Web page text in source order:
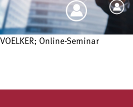
VOELKER; Online-Seminar